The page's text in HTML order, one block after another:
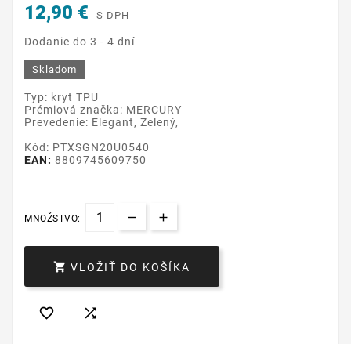
12,90 € S DPH
Dodanie do 3 - 4 dní
Skladom
Typ: kryt TPU
Prémiová značka: MERCURY
Prevedenie: Elegant, Zelený,
Kód: PTXSGN20U0540
EAN: 8809745609750
MNOŽSTVO:
 VLOŽIŤ DO KOŠÍKA
 